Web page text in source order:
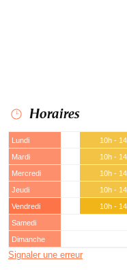
Horaires
Lundi 10h -
Mardi
10h -
Mercredi
10h -
Jeudi
10h -
Vendredi
10h -
Samedi
Dimanche
Signaler une erreur